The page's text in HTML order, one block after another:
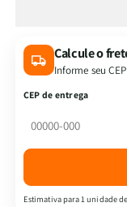
Vestida
de
Promessas
Orando
Mulheres
de
Calcule o
Informe seu
CEP de entrega
Estimativa para 1 unidade